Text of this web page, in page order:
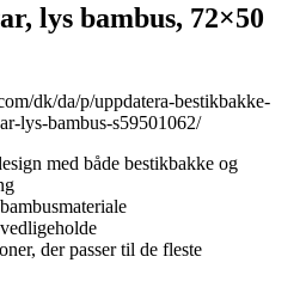
lys bambus, 72×50
dk/da/p/uppdatera-bestikbakke-
lys-bambus-s59501062/
med både bestikbakke og
der passer til de fleste